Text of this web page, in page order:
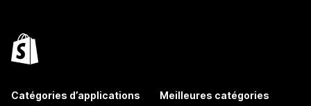
Catégories d’applications Meilleures catégories